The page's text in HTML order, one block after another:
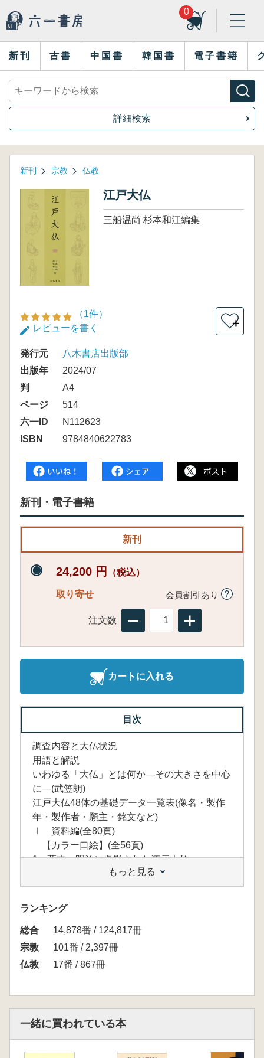
0
新刊 古書 中国書 韓国書 電子書籍
詳細検索
新刊 宗教 仏教
江戸大仏
三船温尚 杉本和江編集
（1件）
レビューを書く
＋
発行元
八木書店出版部
出版年
2024/07
判
A4
ページ
514
六一ID
N112623
ISBN
9784840622783
新刊・電子書籍
新刊
24,200 円 （税込）
取り寄せ 会員割引あり
注文数
カートに入れる
目次
調査内容と大仏状況
用語と解説
いわゆる「大仏」とは何か—その大きさを中心
に—(武笠朗)
江戸大仏48体の基礎データ一覧表(像名・製作
年・製作者・願主・銘文など)
Ⅰ 資料編(全80頁)
【カラー口絵】(全56頁)
1 幕末・明治に撮影された江戸大仏
2 調査した江戸大仏
1 48体の江戸大仏(本書掲載の江戸大仏)
2 江戸大仏の像内写真
3 2体の江戸大仏の木造原型像と製品鋳銅像
4 3D計測による茂林寺聖観音菩薩坐像ほかの
形状重ね図検証
5 江戸大仏の金彩と彩色絵図
6 法華経寺中山大仏の解体修理時の調査図(1)
の鋳造シミュレーション解析図
もっと見る
ランキング
総合
14,878番 / 124,817冊
宗教
101番 / 2,397冊
仏教
17番 / 867冊
一緒に買われている本